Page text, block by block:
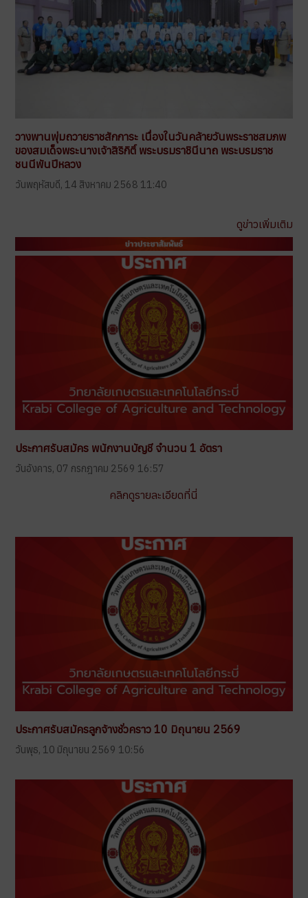
วางพานพุ่มถวายราชสักการะ เนื่องในวันคล้ายวันพระราชสมภพ
ของสมเด็จพระนางเจ้าสิริกิติ์ พระบรมราชินีนาถ พระบรมราช
ชนนีพันปีหลวง
วันพฤหัสบดี, 14 สิงหาคม 2568 11:40
ดูข่าวเพิ่มเติม
ประกาศรับสมัคร พนักงานบัญชี จำนวน 1 อัตรา
วันอังคาร, 07 กรกฎาคม 2569 16:57
คลิกดูรายละเอียดที่นี่
ประกาศรับสมัครลูกจ้างชั่วคราว 10 มิถุนายน 2569
วันพุธ, 10 มิถุนายน 2569 10:56